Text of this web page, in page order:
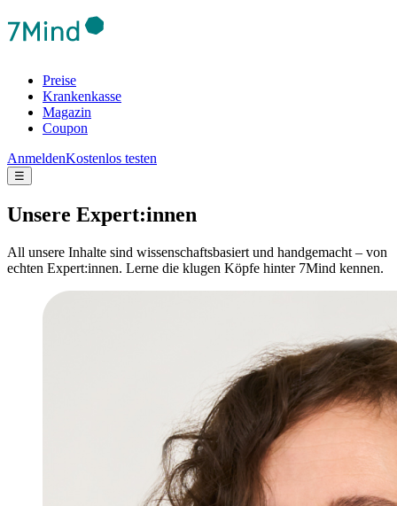
Preise
Krankenkasse
Magazin
Coupon
AnmeldenKostenlos testen
☰
Unsere Expert:innen
All unsere Inhalte sind wissenschaftsbasiert und handgemacht – von
echten Expert:innen. Lerne die klugen Köpfe hinter 7Mind kennen.